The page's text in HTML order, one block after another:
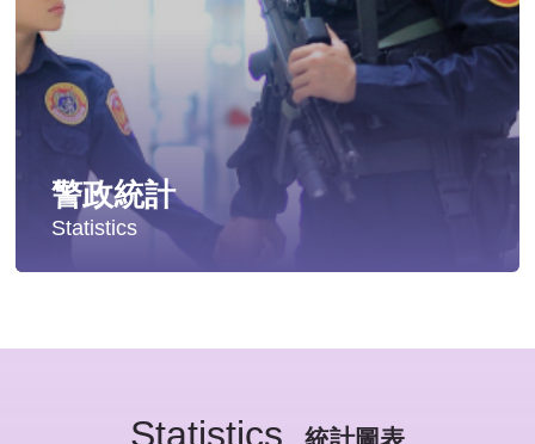
警政統計
Statistics
新北市重要警政統計指標
Statistics 統計圖表